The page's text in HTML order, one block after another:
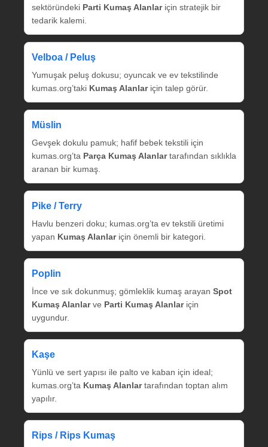
sektöründeki Parti Kumaş Alanlariçin stratejik bir
tedarik kalemi.
Velboa / Peluş
Yumuşak peluş dokusu; oyuncak ve ev tekstilinde
kumas.org’taki Kumaş Alanlariçin talep görür.
Müslin
Gevşek dokulu pamuk; hafif bebek tekstili için
kumas.org’ta Parça Kumaş Alanlartarafından sıklıkla
aranan bir kumaş.
Pike / Terry
Havlu benzeri doku; kumas.org’ta ev tekstili üretimi
yapan Kumaş Alanlariçin önemli bir kategori.
Poplin
İnce ve sık dokunmuş; gömleklik kumaş arayan Spot
Kumaş Alanlarve Parti Kumaş Alanlariçin
uygundur.
Kaşe
Yünlü ve sert yapısı ile palto ve kaban için ideal;
kumas.org’ta Kumaş Alanlartarafından toptan alım
yapılır.
Rips / Rips Kumaş